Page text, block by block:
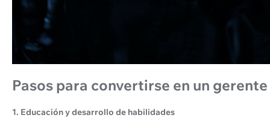
Pasos para convertirse en un
1. Educación y desarrollo de habilidades